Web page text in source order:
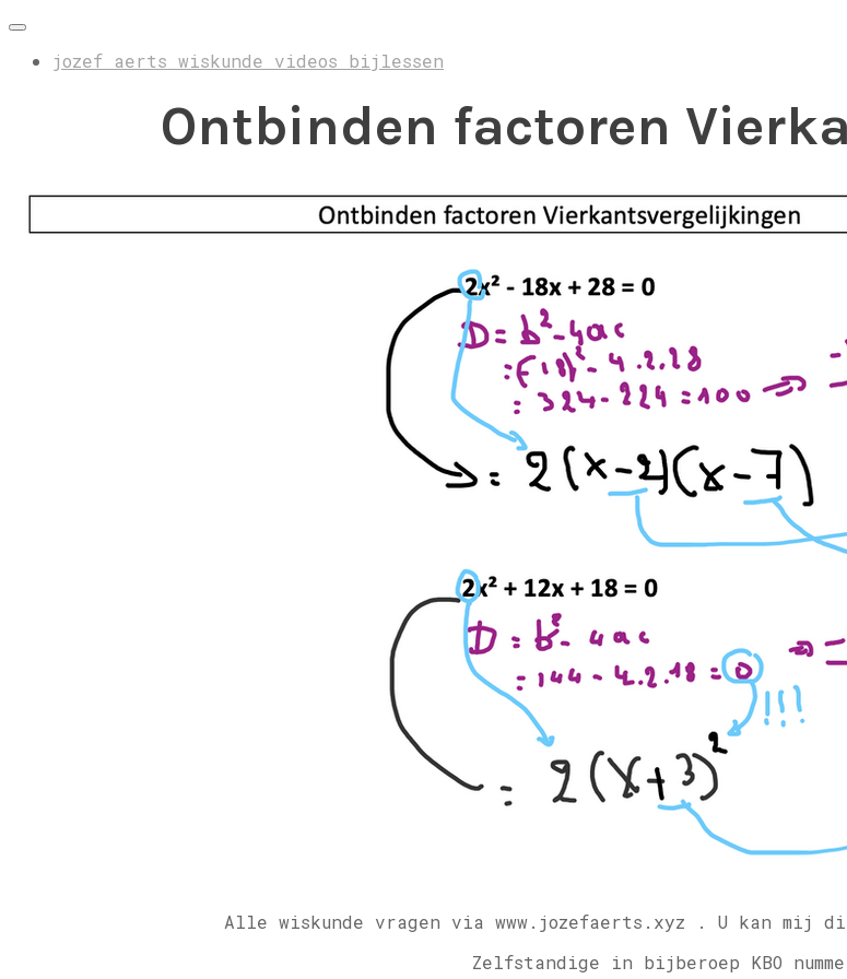
jozef aerts wiskunde videos bijlessen
Ontbinden factoren
Alle wiskunde vragen via www.jozefaerts.xyz . U kan mij
Zelfstandige in bijberoep KBO